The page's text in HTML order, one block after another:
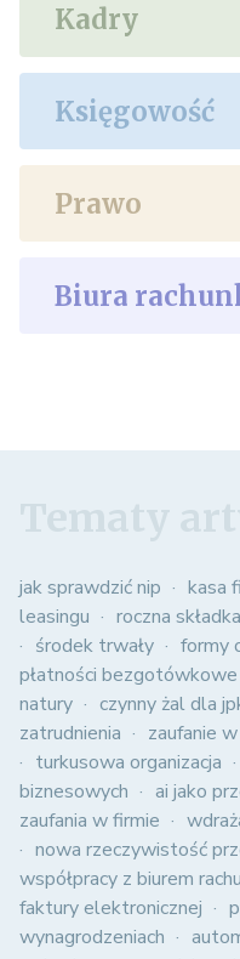
Kadry
Księgowość
Prawo
Biura
jak sprawdzić nip kasa
leasingu
roczna
środek trwały
formy
płatności bezgotówkowe
natury
czynny żal dla
zatrudnienia
zaufanie
turkusowa organizacja
biznesowych
ai jako
zaufania w firmie
nowa rzeczywistość
współpracy z biurem
faktury elektronicznej
wynagrodzeniach